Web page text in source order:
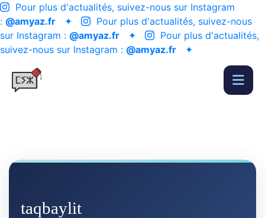
Pour plus d'actualités, suivez-nous sur Instagram
: @amyaz.fr ✦
Pour plus d'actualités, suivez-nous
sur Instagram : @amyaz.fr ✦
Pour plus d'actualités,
suivez-nous sur Instagram : @amyaz.fr ✦
taqbaylit